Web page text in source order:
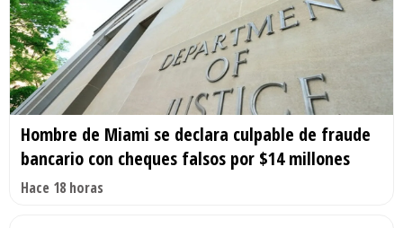
Hombre de Miami se declara culpable de fraude
bancario con cheques falsos por $14 millones
Hace 18 horas